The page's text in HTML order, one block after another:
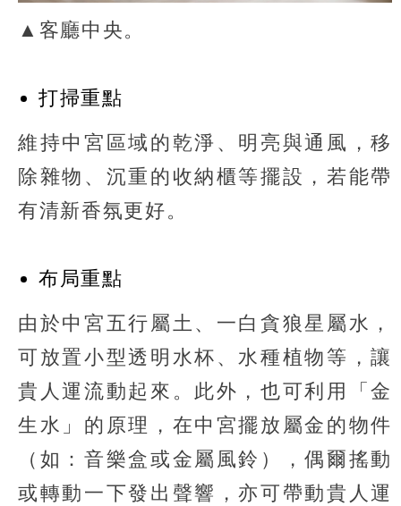
▲客廳中央。
打掃重點
維持中宮區域的乾淨、明亮與通風，移
除雜物、沉重的收納櫃等擺設，若能帶
有清新香氛更好。
布局重點
由於中宮五行屬土、一白貪狼星屬水，
可放置小型透明水杯、水種植物等，讓
貴人運流動起來。此外，也可利用「金
生水」的原理，在中宮擺放屬金的物件
（如：音樂盒或金屬風鈴），偶爾搖動
或轉動一下發出聲響，亦可帶動貴人運